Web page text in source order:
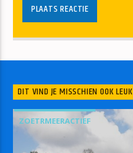
DIT VIND JE MISSCHIEN OOK LEUK
ZOETRMEERACTIEF